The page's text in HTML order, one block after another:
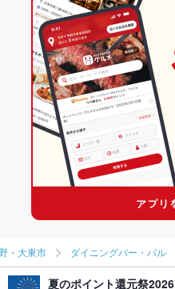
・大東市 ダイニングバー・バル
夏のポイント還元祭2026